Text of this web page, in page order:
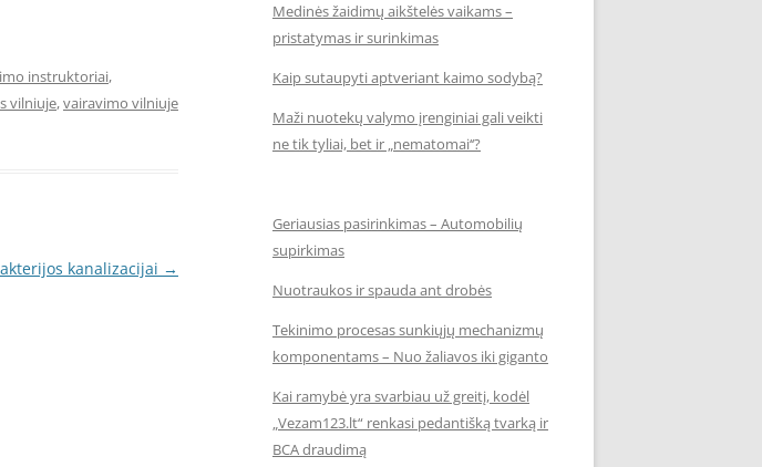
instruktoriai,
vilniuje,vairavimo vilniuje
kanalizacijai →
Medinės žaidimų aikštelės vaikams –
pristatymas ir surinkimas
Kaip sutaupyti aptveriant kaimo sodybą?
Maži nuotekų valymo įrenginiai gali veikti
ne tik tyliai, bet ir „nematomai‘‘?
Geriausias pasirinkimas – Automobilių
supirkimas
Nuotraukos ir spauda ant drobės
Tekinimo procesas sunkiųjų mechanizmų
komponentams – Nuo žaliavos iki giganto
Kai ramybė yra svarbiau už greitį, kodėl
„Vezam123.lt“ renkasi pedantišką tvarką ir
BCA draudimą